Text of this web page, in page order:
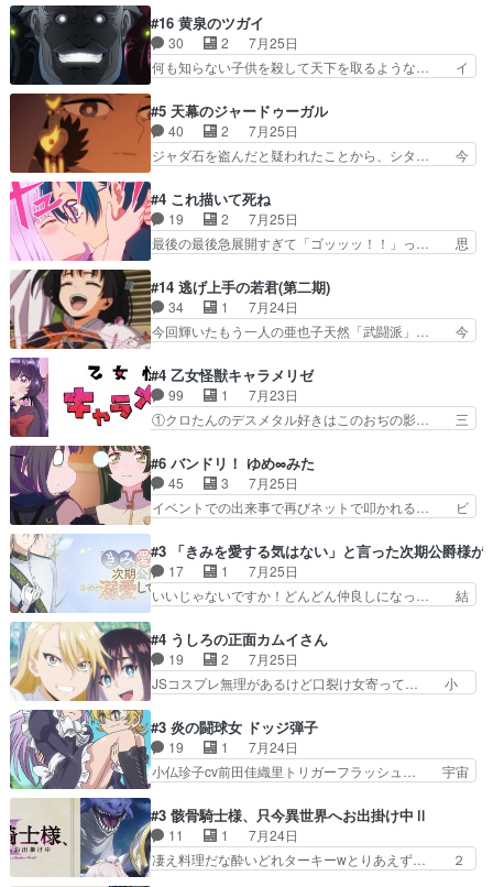
ッコロで始まってちょっ… バカおもろいやん
www実質まどマギやんけ… しかも実質的にエク
レールが倒したビルであ…
の花嫁は一見すると甘い夢、理想の天国… 玲夜さ
んのご両親の登場ですこの世に数多い… 玲夜のお
父さんが石田彰だったことに驚きを… 主人公自分
の立場わかって無さすぎやしまた… ヨミツガと
子にも優しいし可愛いしこの… ユキノさんから玲
夜の父親の話で、そのイメ… あやかしの頂点に立
つ鬼龍院家の現当主が息…
#16 黄泉のツガイ
30 2
7月25日
何も知らない子供を殺して天下を取るような… イ
いバトル回の最後に、予想外の引きシン… これっ
て作者が描きたいのは"ユルの物語"… デラさんの
秘密がちょっとわかった回、正直… 左さんと刀持
ちさんが対決♪あとどこぞのじ… 何処も彼処も言
く動いていてずっと胸が熱… 同時視聴｜
DaemonsRealm｜リア… これまで騙していた東
村を捨てて新郷家に来…
#5 天幕のジャードゥーガル
40 2
7月25日
ジャダ石を盗んだと疑われたことから、シタ… 今
ぶややこしいことになってたオープニン… テンポ
も良いし毎話良いところで引くから全… 盟友ドレ
ゲネ后との出会い。次週のドレゲネ… さて、登場
人物多いけどついていけるのか私… 今回は遂にド
んがめっちゃ可愛かったなド… まさかの展開にめ
ちゃくちゃテンション上が… チャガタイの所へ密
偵に行ったはずがドレゲ…
#4 これ描いて死ね
19 2
7月25日
最後の最後急展開すぎて「ゴッッッ！！」っ… 思
は泣かなかった！漫画描きのハウツー回… この作
品はこういうのをズバッとキメるの上… 藤子不二
雄に親しんだ人にはとてもフィット… 赤福のヌル
ヌルした動きとかネームを褒めら… 漫研が気にな
から新たな仲間まで。本作品… 今回エンディング
テーマが流れるのが早い（… この作品の世界に
も、一応デジタルという概…
#14 逃げ上手の若君(第二期)
34 1
7月24日
今回輝いたもう一人の亜也子天然「武闘派」… 今
逃れすら逃げ上手亜也子のアシストに支… そう
か、亜也子もまだ9歳なのか‥ときゆき… 「亜也
子のドキドキ・大作戦！・長寿丸を一… 目玉と耳
を相手に言葉で繰り広げる戰もノラ… 時代設定ど
からのいらすとやは草だった。… 今回は亜也子回
でしたね頼もしさと乙女らし… 貞宗、キモいギョ
ロ目としか思ってなかった…
#4 乙女怪獣キャラメリゼ
99 1
7月23日
①クロたんのデスメタル好きはこのおぢの影… 三
か好きになれんキャラだなぁ作品もイン… 相変わ
らず生物学者には見えないわね響野君… 正体を知
らないのにどちりも肯定してくれた… 黒絵がハル
ゴンになっても、南を助けて大事… OPにデスボ
心を許す、母の友達である光… 黒絵の可愛さレベ
ルが止まらない。南くんと… 黒絵の母とのやり取
りでエヴァの加持さん思…
#6 バンドリ！ ゆめ∞みた
45 3
7月25日
イベントでの出来事で再びネットで叩かれる… ビ
ラがまじで何がしたいかわからん！先生… 陰キャ
の間合いにスルっと入ってきて相手の… ビオラが
都子さんを籠絡しに来ててやばいぞ… マネージャ
ー現実版初登場！バレーボールに… 藻掻きながら
で相手の緊張を解く相手の共… たまったアニメ
50本だってｗ今日も帰った… マネージャー実在
した大逆風のハズなのに全…
#3 「きみを愛する気はない」と言った次期公爵様が
17 1
7月25日
いいじゃないですか！どんどん仲良しになっ… 結
の恋愛系で1番これが好き。愛する気は… 今晩
は、2130頃からシンデレラガールズ… 公爵の妻
なのに着てる洋服がシンプル。テー… まあ、これ
は見なくていいな。むしろ判断が… 自分でも気づ
ぜかヒロイン化していますデ… 【今夜のアニメA
は…】前向き没落令嬢×こ… 「ぼやっとしてたら
菜園の領地の外まで開墾…
#4 うしろの正面カムイさん
19 2
7月25日
JSコスプレ無理があるけど口裂け女寄って… 小
カちゃんがヤバすぎてボキキしそう(ぇ… 口裂け
女って人を襲うって知らなかった…ポ… そのスタ
イルで小学生ファッションは口裂け… 相変わら
ず、尺の都合なのか原作漫画の細か… 除霊士カム
昭和キッズを恐怖のどん底へ突… 現代で有名な口
裂け女登場！お市ちゃん、ポ… ろくろ首の除霊シ
ーン「悪霊退散」のパチン…
#3 炎の闘球女 ドッジ弾子
19 1
7月24日
小仏珍子cv前田佳織里トリガーフラッシュ… 宇宙
いたぶってるのか！？Cパートで懐か… 普通にド
ッジが激アツ。いや羽仁衣が初めて… 優谷優の声
優に「ちんこ」って言わせてて興… 珍子ちゃ
ん………！！！！？！先週に引き続… これは意図
#3 骸骨騎士様、只今異世界へお出掛け中Ⅱ
11 1
7月24日
凄え料理だな酔いどれターキーwとりあえず… ２